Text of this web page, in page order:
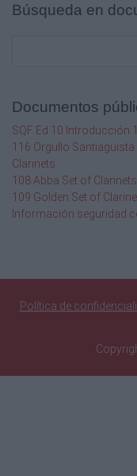
17-6-18-2
15-15-15
10-30-10
Wuxal tapa roja
Wuxal
Wuxal tapa
Agrimins
Búsqueda en
Documentos
SQF Ed 10 Introducción
116 Orgullo
Clarinets
108 Abba Set of Clarinets
109 Golden Set of
Información seguridad
Política de